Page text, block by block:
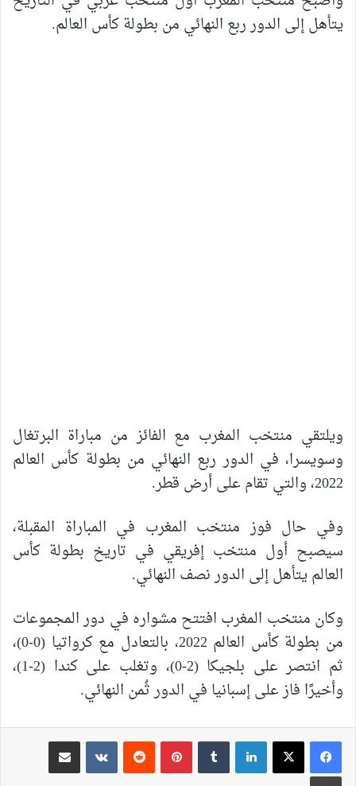
يتأهل إلى الدور ربع النهائي من بطولة كأس العالم.
ويلتقي منتخب المغرب مع الفائز من مباراة البرتغال
وسويسرا، في الدور ربع النهائي من بطولة كأس العالم
2022، والتي تقام على أرض قطر.
وفي حال فوز منتخب المغرب في المباراة المقبلة،
سيصبح أول منتخب إفريقي في تاريخ بطولة كأس
العالم يتأهل إلى الدور نصف النهائي.
وكان منتخب المغرب افتتح مشواره في دور المجموعات
من بطولة كأس العالم 2022، بالتعادل مع كرواتيا (0-0)،
ثم انتصر على بلجيكا (2-0)، وتغلب على كندا (2-1)،
وأخيرًا فاز على إسبانيا في الدور ثُمن النهائي.
لينكدإن بينتيريست
مشاركة عبر البريد
طباعة